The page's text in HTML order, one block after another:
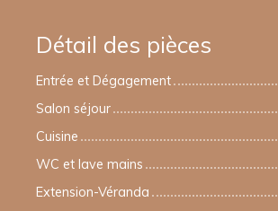
Détail des pièces
Entrée et Dégagement
Salon séjour
Cuisine
WC et lave mains
Extension-Véranda